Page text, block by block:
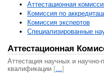
Аттестационная
Комиссия по
Комиссия экспертов
Специализированные
Аттестационная
Аттестация научных и
квалификации […]